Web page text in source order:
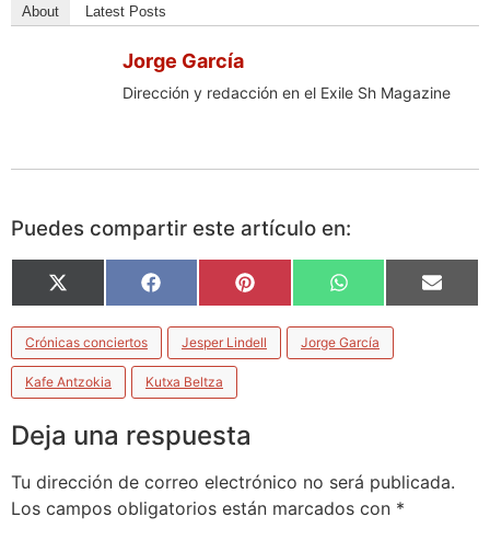
About Latest Posts
Jorge García
Dirección y redacción en el Exile Sh Magazine
Puedes compartir este artículo en:
X
(Twitter)
Facebook Pinterest WhatsApp Email
Crónicas conciertos Jesper Lindell Jorge García
Kafe Antzokia Kutxa Beltza
Deja una respuesta
Tu dirección de correo electrónico no será publicada.
Los campos obligatorios están marcados con *